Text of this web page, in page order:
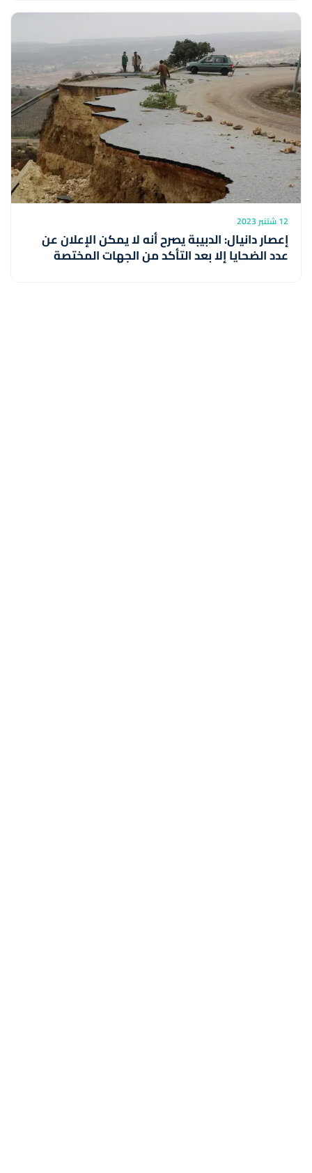
12 شتنبر 2023
إعصار دانيال: الدبيبة يصرح أنه لا يمكن الإعلان عن
عدد الضحايا إلا بعد التأكد من الجهات المختصة